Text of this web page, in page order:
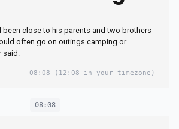
been close to his parents and two brothers
often go on outings camping or
said.
08:08 (12:08 in your timezone)
08:08